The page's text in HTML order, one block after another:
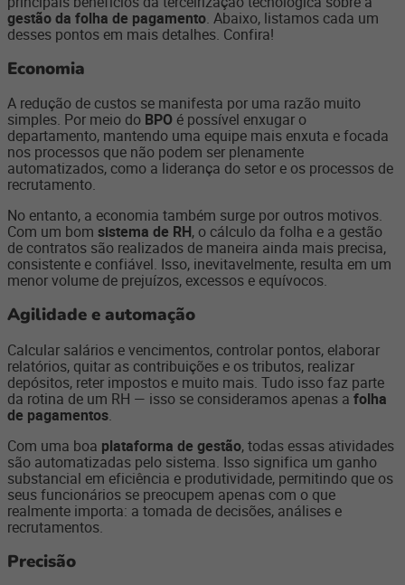
gestão da folha de pagamento. Abaixo, listamos cada um
desses pontos em mais detalhes. Confira!
Economia
A redução de custos se manifesta por uma razão muito
simples. Por meio do BPO é possível enxugar o
departamento, mantendo uma equipe mais enxuta e focada
nos processos que não podem ser plenamente
automatizados, como a liderança do setor e os processos de
recrutamento.
No entanto, a economia também surge por outros motivos.
Com um bom sistema de RH, o cálculo da folha e a gestão
de contratos são realizados de maneira ainda mais precisa,
consistente e confiável. Isso, inevitavelmente, resulta em um
menor volume de prejuízos, excessos e equívocos.
Agilidade e automação
Calcular salários e vencimentos, controlar pontos, elaborar
relatórios, quitar as contribuições e os tributos, realizar
depósitos, reter impostos e muito mais. Tudo isso faz parte
da rotina de um RH — isso se consideramos apenas a folha
de pagamentos.
Com uma boa plataforma de gestão, todas essas atividades
são automatizadas pelo sistema. Isso significa um ganho
substancial em eficiência e produtividade, permitindo que os
seus funcionários se preocupem apenas com o que
realmente importa: a tomada de decisões, análises e
recrutamentos.
Precisão